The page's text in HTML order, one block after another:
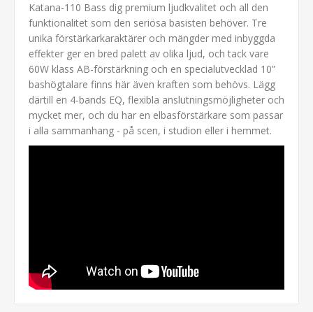
Katana-110 Bass dig premium ljudkvalitet och all den
funktionalitet som den seriösa basisten behöver. Tre
unika förstärkarkaraktärer och mängder med inbyggda
effekter ger en bred palett av olika ljud, och tack vare
60W klass AB-förstärkning och en specialutvecklad 10”
bashögtalare finns här även kraften som behövs. Lägg
därtill en 4-bands EQ, flexibla anslutningsmöjligheter och
mycket mer, och du har en elbasförstärkare som passar
i alla sammanhang - på scen, i studion eller i hemmet.